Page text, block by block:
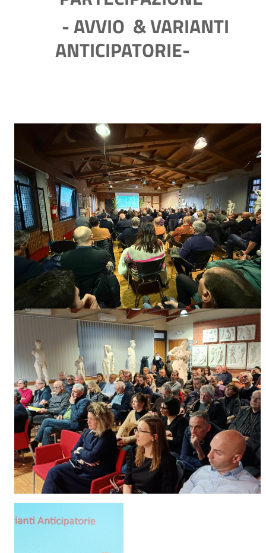
- AVVIO & VARIANTI
ANTICIPATORIE-